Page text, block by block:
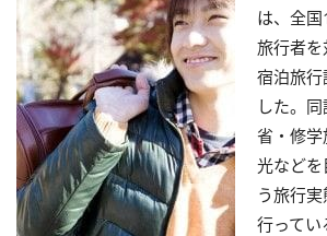
は、全
旅行者
宿泊旅
した。
省・修
光など
う旅行
行ってい